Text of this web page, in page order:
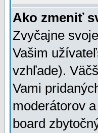
Ako zmeniť
Zvyčajne
Vašim
vzhľade).
Vami
moderátorov
board